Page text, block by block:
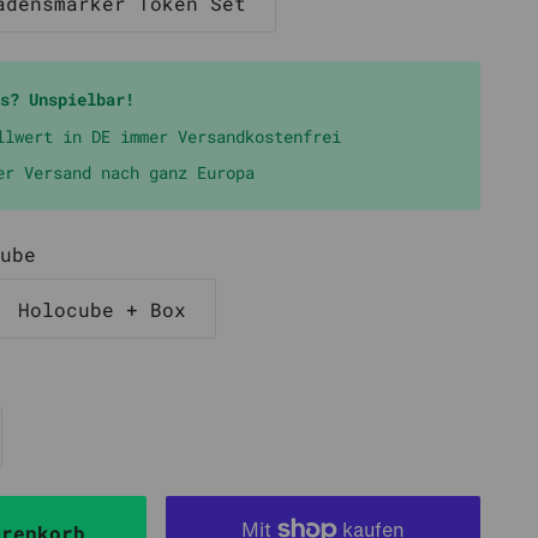
Unspielbar!
in DE immer Versandkostenfrei
Versand nach ganz Europa
Holocube + Box